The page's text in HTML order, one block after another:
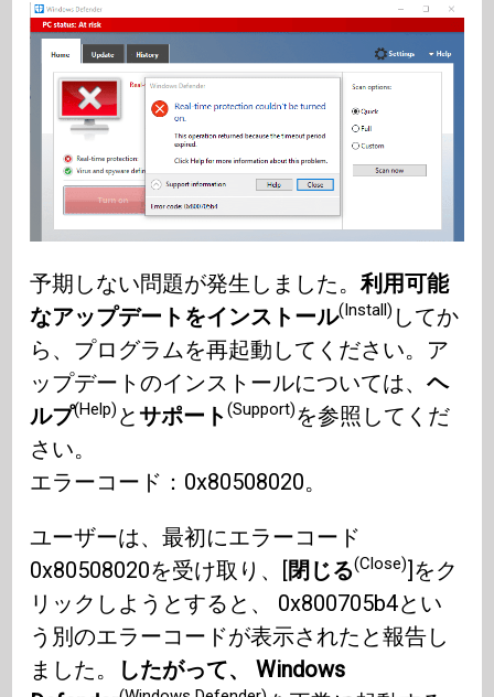
予期しない問題が発生しました。利用可能
なアップデートをインストール(Install) してか
ら、プログラムを再起動してください。ア
ップデートのインストールについては、ヘ
ルプ(Help) とサポート(Support)を参照してくだ
さい。
エラーコード：0x80508020。
ユーザーは、最初にエラーコード
0x80508020を受け取り、[閉じる(Close)]をク
リックしようとすると、 0x800705b4とい
う別のエラーコードが表示されたと報告し
ました。
したがって、 Windows